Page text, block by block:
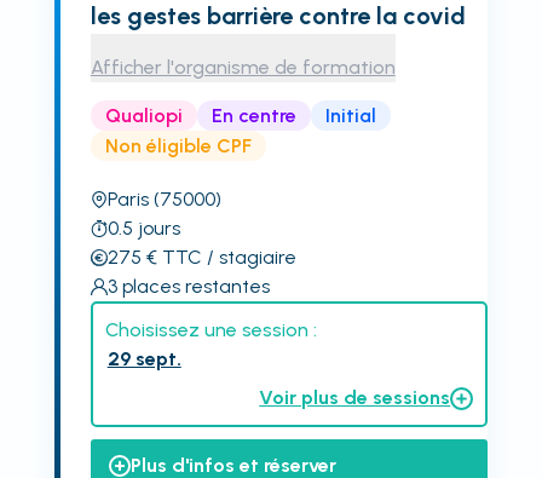
les gestes barrière contre la covid
Afficher l'organisme de formation
Qualiopi En centre
Initial
Non éligible CPF
Paris (75000)
0.5 jours
275 € TTC / stagiaire
3 places restantes
Choisissez une session :
29 sept.
Voir plus de sessions
Plus d'infos et réserver